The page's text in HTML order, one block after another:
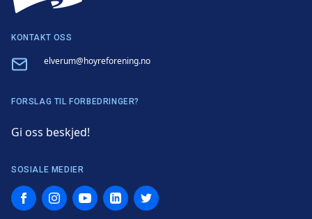
KONTAKT OSS
Email elverum@hoyreforening.no
FORSLAG TIL FORBEDRINGER?
Gi oss beskjed!
SOSIALE MEDIER
FacebookInstagramYouTubeLinkedInTwitter